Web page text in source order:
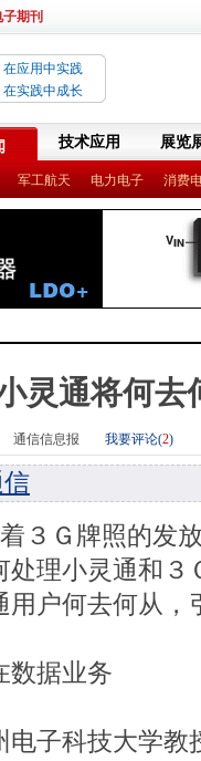
子期刊
在应用中实践
在实践中成长
技术应用 展览
军工航天 电力电子 消费
灵通将何去
通信信息报 我要评论(2)
Ｇ牌照的发
处理小灵通和３
用户何去何从，
据业务
子科技大学教